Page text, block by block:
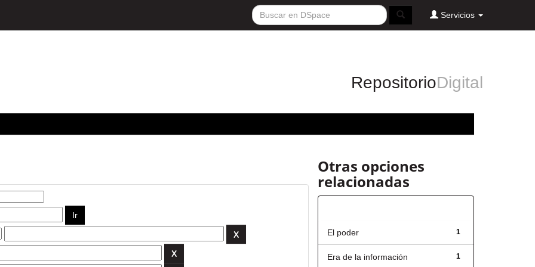
Servicios
RepositorioDigital
Otras opciones
relacionadas
1
El poder
1
Era de la información